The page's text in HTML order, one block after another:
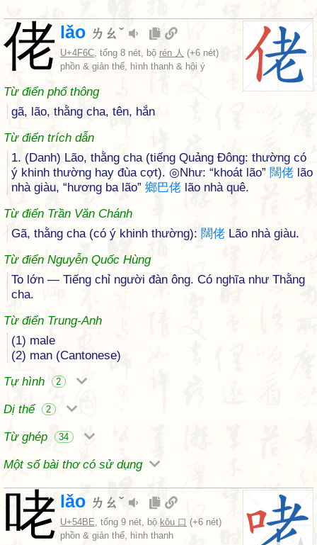
佬 lǎo ㄌㄠˇ
U+4F6C, tổng 8 nét, bộ rén 人 (+6 nét)
phồn & giản thể, hình thanh & hội ý
Từ điển phổ thông
gã, lão, thằng cha, tên, hắn
Từ điển trích dẫn
1. (Danh) Lão, thằng cha (tiếng Quảng Đông: thường có
ý khinh thường hay đùa cợt). ◎Như: “khoát lão” 闊佬 lão
nhà giàu, “hương ba lão” 鄉巴佬 lão nhà quê.
Từ điển Trần Văn Chánh
Gã, thằng cha (có ý khinh thường): 闊佬 Lão nhà giàu.
Từ điển Nguyễn Quốc Hùng
To lớn — Tiếng chỉ người đàn ông. Có nghĩa như Thằng
cha.
Từ điển Trung-Anh
(1) male
(2) man (Cantonese)
Tự hình
2
Dị thể 2
Từ ghép 34
Một số bài thơ có sử dụng
咾 lǎo ㄌㄠˇ
U+54BE, tổng 9 nét, bộ kǒu 口 (+6 nét)
phồn & giản thể, hình thanh